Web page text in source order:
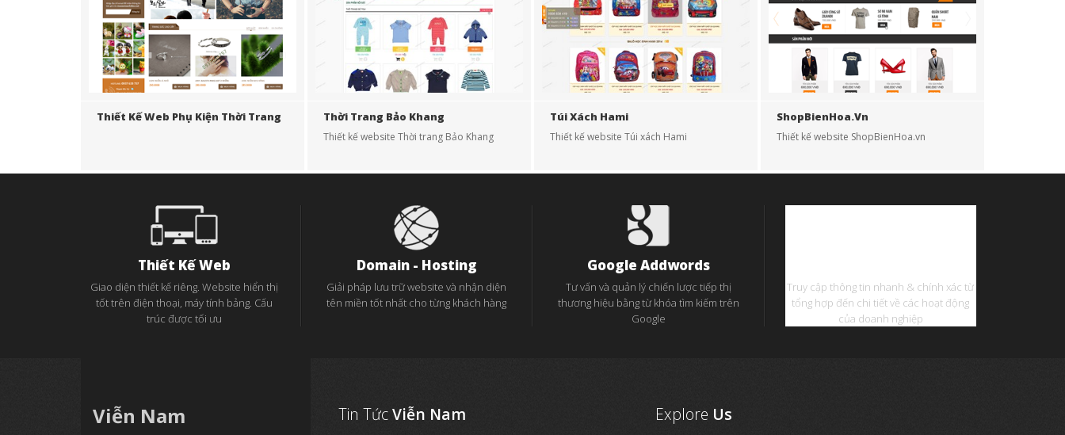
Thiết Kế Web Phụ Kiện Thời Trang Thời Trang Bảo Khang
Thiết kế website Thời trang Bảo Khang
Túi Xách Hami
Thiết kế website Túi xách Hami
ShopBienHoa.vn
Thiết kế website ShopBienHoa.vn
Thiết Kế Web
Giao diện thiết kế riêng. Website hiển thị
tốt trên điện thoại, máy tính bảng. Cấu
trúc được tối ưu
Domain - Hosting
Giải pháp lưu trữ website và nhận diện
tên miền tốt nhất cho từng khách hàng
Google Addwords
Tư vấn và quản lý chiến lược tiếp thị
thương hiệu bằng từ khóa tìm kiếm trên
Google
Truy cập thông tin nhanh & chính xác từ
tổng hợp đến chi tiết về các hoạt động
của doanh nghiệp
Viễn Nam Tin TứcViễn Nam Explore Us